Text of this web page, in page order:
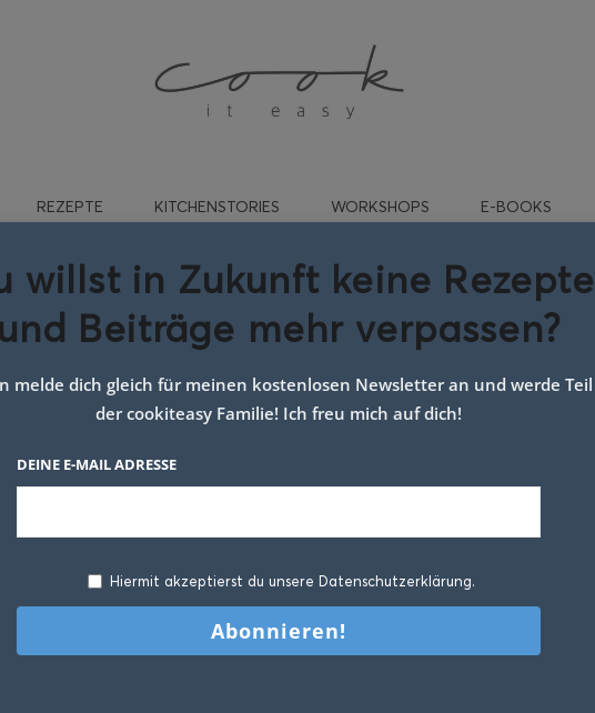
REZEPTE KITCHENSTORIES WORKSHOPS E-BOOKS
erdbeer joghurt torte
willst in Zukunft keine Rezepte
und Beiträge mehr verpassen?
melde dich gleich für meinen kostenlosen Newsletter an und werde Teil
der cookiteasy Familie! Ich freu mich auf dich!
DEINE E-MAIL ADRESSE
Hiermit akzeptierst du unsere Datenschutzerklärung.